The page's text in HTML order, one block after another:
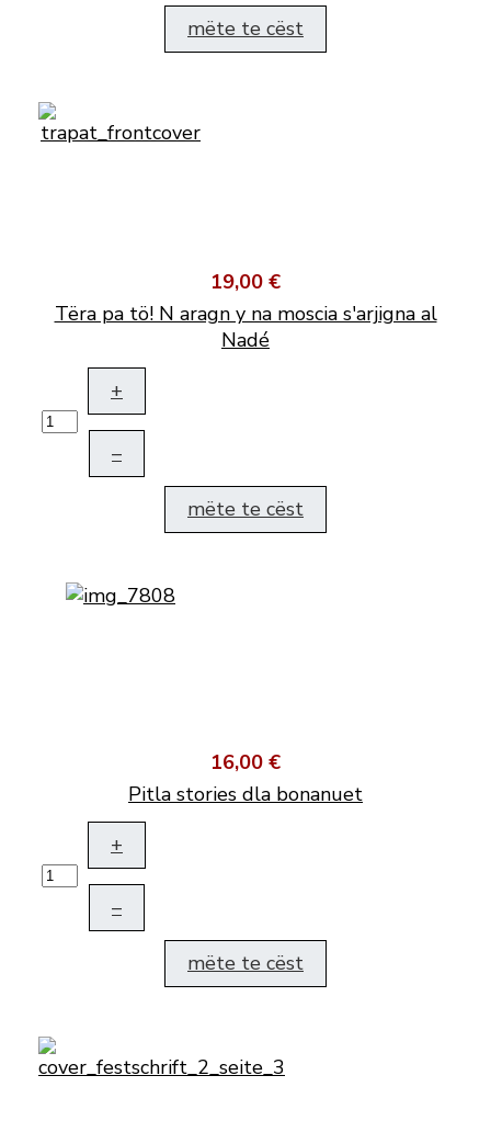
mëte te cëst
19,00 €
Tëra pa tö! N aragn y na moscia s'arjigna al
Nadé
+
–
mëte te cëst
16,00 €
Pitla stories dla bonanuet
+
–
mëte te cëst